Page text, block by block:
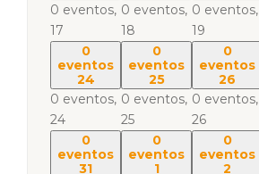
0 eventos,
17
0 eventos,
18
0 eventos,
19
0
eventos
24
0 eventos,
24
0
eventos
25
0 eventos,
25
0
eventos
26
0 eventos,
26
0
eventos
31
0
eventos
1
0
eventos
2